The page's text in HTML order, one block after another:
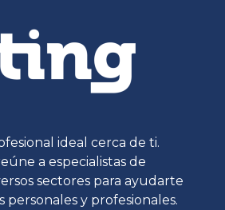
ideal cerca de ti.
a especialistas de
sectores para ayudarte
personales y profesionales.